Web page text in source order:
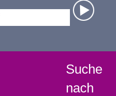
Suche
nach